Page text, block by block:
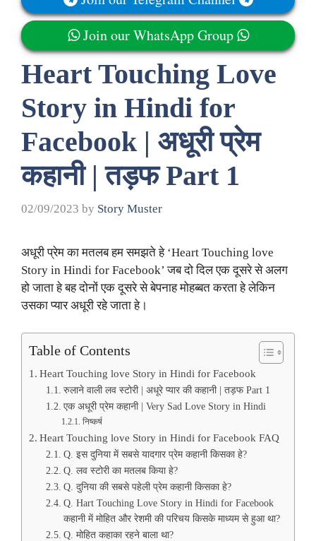
Join our WhatsApp Group
Heart Touching Love
Story in Hindi for
Facebook | अधूरी प्रेम
कहानी | तड़फ Part 1
02/09/2023 by Story Muster
अधूरी प्रेम का मतलब हम समझते हे ‘Heart Touching love
Story in Hindi for Facebook’ जब दो दिल एक दूसरे से अलग
हो जाता हे बह दोनों एक दूसरे से बेपनाह मोहब्बत करता हे लेकिन
उसका प्यार अधूरी रहे जाता हे।
Table of Contents
Heart Touching love Story in Hindi for Facebook
रुलाने वाली लव स्टोरी | अधूरे प्यार की कहानी | तड़फ Part 1
एक अधूरी प्रेम कहानी | Very Sad Love Story in Hindi
निष्कर्ष
Heart Touching love Story in Hindi for Facebook FAQ
Q. इस दुनिया में सबसे यादगार प्रेम कहानी किसका हे?
Q. लव स्टोरी का मतलब किया हे?
Q. दुनिया की सबसे पहेली प्रेम कहानी किसका हे?
Q. Hart Touching Love Story in Hindi for Facebook
कहानी में मोहित और रेशमी की परिचय किसके माध्यम से हुआ था?
Q. मोहित कहाका रहने बाला था?